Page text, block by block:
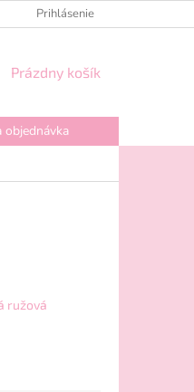
REKLAMAČNÉ PODMIENKY
Prihlásenie
NÁKUPNÝ
Prázdny košík
objednávka
ružová